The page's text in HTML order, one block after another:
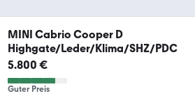
MINI Cabrio Cooper D
Highgate/Leder/Klima/SHZ/PDC
5.800 €
Guter Preis